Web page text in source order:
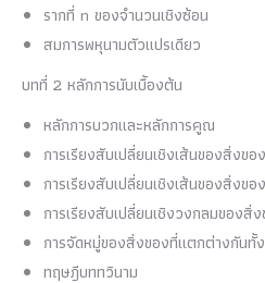
รากที่ n ของจำนวนเชิงซ้อน
สมการพหุนามตัวแปรเดียว
บทที่ 2 หลักการนับเบื้องต้น
หลักการบวกและหลักการคูณ
การเรียงสับเปลี่ยนเชิงเส้นของสิ่งข
การเรียงสับเปลี่ยนเชิงเส้นของสิ่งข
การเรียงสับเปลี่ยนเชิงวงกลมของ
การจัดหมู่ของสิ่งของที่แตกต่างกันทั้
ทฤษฎีบททวินาม